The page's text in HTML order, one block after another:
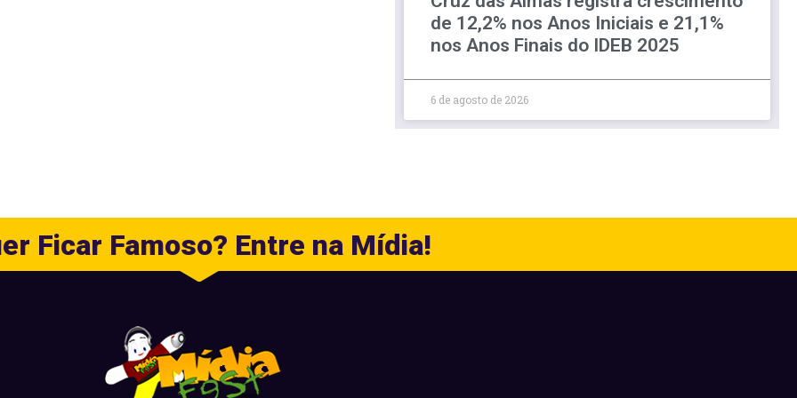
de 12,2% nos Anos Iniciais e 21,1%
nos Anos Finais do IDEB 2025
6 de agosto de 2026
Ficar Famoso? Entre na Mídia!